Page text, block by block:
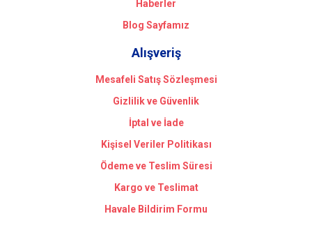
Haberler
Blog Sayfamız
Alışveriş
Mesafeli Satış Sözleşmesi
Gizlilik ve Güvenlik
İptal ve İade
Kişisel Veriler Politikası
Ödeme ve Teslim Süresi
Kargo ve Teslimat
Havale Bildirim Formu